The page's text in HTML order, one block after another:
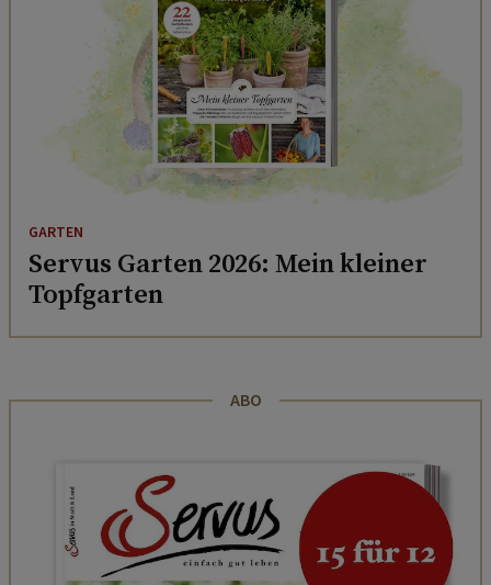
GARTEN
Servus Garten 2026: Mein kleiner
Topfgarten
ABO